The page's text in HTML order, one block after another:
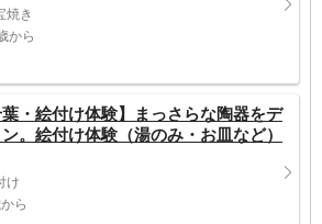
焼き
から
葉・絵付け体験】まっさらな陶器をデ
。絵付け体験（湯のみ・お皿など）
け
ら